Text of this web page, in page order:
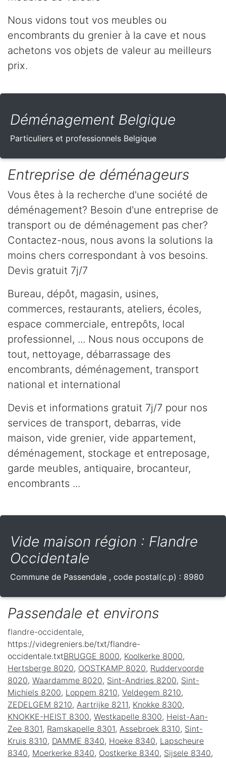
Nous vidons tout vos meubles ou
encombrants du grenier à la cave et nous
achetons vos objets de valeur au meilleurs
prix.
Déménagement Belgique
Particuliers et professionnels Belgique
Entreprise de déménageurs
Vous êtes à la recherche d'une société de
déménagement? Besoin d'une entreprise de
transport ou de déménagement pas cher?
Contactez-nous, nous avons la solutions la
moins chers correspondant à vos besoins.
Devis gratuit 7j/7
Bureau, dépôt, magasin, usines,
commerces, restaurants, ateliers, écoles,
espace commerciale, entrepôts, local
professionnel, ... Nous nous occupons de
tout, nettoyage, débarrassage des
encombrants, déménagement, transport
national et international
Devis et informations gratuit 7j/7 pour nos
services de transport, debarras, vide
maison, vide grenier, vide appartement,
déménagement, stockage et entreposage,
garde meubles, antiquaire, brocanteur,
encombrants ...
Vide maison région : Flandre
Occidentale
Commune de Passendale , code postal(c.p) : 8980
Passendale et environs
flandre-occidentale,
https://videgreniers.be/txt/flandre-
occidentale.txtBRUGGE 8000, Koolkerke 8000,
Hertsberge 8020, OOSTKAMP 8020, Ruddervoorde
8020, Waardamme 8020, Sint-Andries 8200, Sint-
Michiels 8200, Loppem 8210, Veldegem 8210,
ZEDELGEM 8210, Aartrijke 8211, Knokke 8300,
KNOKKE-HEIST 8300, Westkapelle 8300, Heist-Aan-
Zee 8301, Ramskapelle 8301, Assebroek 8310, Sint-
Kruis 8310, DAMME 8340, Hoeke 8340, Lapscheure
8340, Moerkerke 8340, Oostkerke 8340, Sijsele 8340,